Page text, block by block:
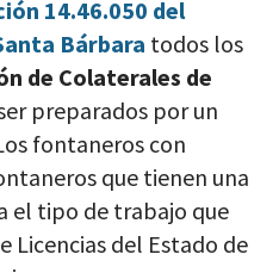
14.46.050 del
Bárbara todos los
de Colaterales de
preparados por un
fontaneros con
que tienen una
el tipo de trabajo que
Licencias del Estado de